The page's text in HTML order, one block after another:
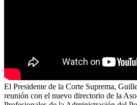
El Presidente de la Corte Suprema,
reunión con el nuevo directorio de la